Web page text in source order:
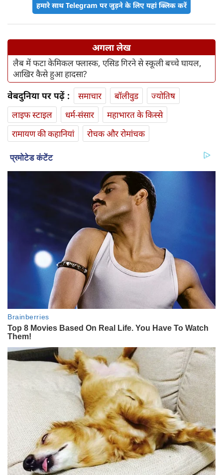
हमारे साथ Telegram पर जुड़ने के लिए यहां क्लिक करें
अगला लेख
लैब में फटा केमिकल फ्लास्क, एसिड गिरने से स्‍कूली बच्चे घायल,
आखिर कैसे हुआ हादसा?
वेबदुनिया पर पढ़ें : समाचार बॉलीवुड
ज्योतिष
लाइफ स्‍टाइल
धर्म-संसार
महाभारत के किस्से
रामायण की कहानियां
रोचक और रोमांचक